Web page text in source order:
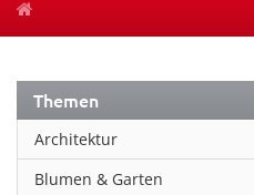
Themen
Architektur
Blumen & Garten